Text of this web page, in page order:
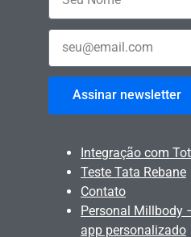
Assinar newsletter
Integração com
Teste Tata Rebane
Contato
Personal Millbody
app personalizado